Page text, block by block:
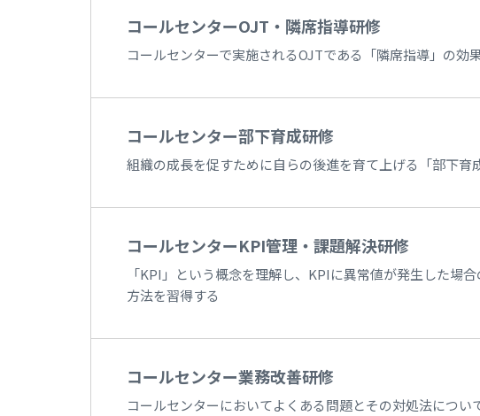
コールセンターOJT・隣席指導研修
コールセンターで実施されるOJTである「隣席指導」の効
コールセンター部下育成研修
組織の成長を促すために自らの後進を育て上げる「部下育
コールセンターKPI管理・課題解決研修
「KPI」という概念を理解し、KPIに異常値が発生した場
方法を習得する
コールセンター業務改善研修
コールセンターにおいてよくある問題とその対処法につ